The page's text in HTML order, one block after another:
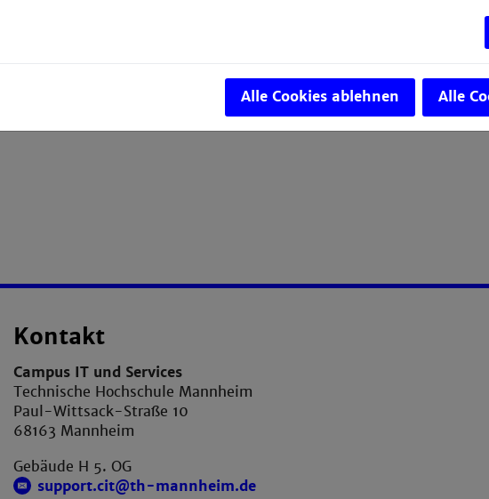
Kontakt
Campus IT und Services
Technische Hochschule Mannheim
Paul-Wittsack-Straße 10
68163 Mannheim
Gebäude H 5. OG
support.cit@th-mannheim.de
Alle Cookies ablehnen Alle